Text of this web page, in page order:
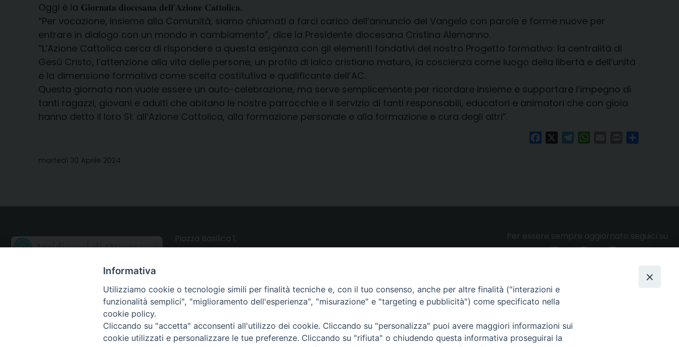
Oggi è la 𝐆𝐢𝐨𝐫𝐧𝐚𝐭𝐚 𝐝𝐢𝐨𝐜𝐞𝐬𝐚𝐧𝐚 𝐝𝐞𝐥𝐥’𝐀𝐳𝐢𝐨𝐧𝐞 𝐂𝐚𝐭𝐭𝐨𝐥𝐢𝐜𝐚.
“Per vocazione, insieme alla Comunità, siamo chiamati a farci carico dell’annuncio del Vangelo con parole e forme nuove per
entrare in dialogo con un mondo in cambiamento”, dice la Presidente diocesana Cristina Alemanno.
“L’Azione Cattolica cerca di rispondere a questa esigenza con gli elementi fondativi del nostro Progetto formativo: la centralità di
Gesù Cristo, l’attenzione alla vita delle persone, un profilo di laico cristiano maturo, la coscienza come luogo della libertà e dell’unità
e la dimensione formativa come scelta costitutiva e qualificante dell’AC.
Questa giornata non vuole essere un auto-celebrazione, ma serve semplicemente per ricordare insieme e supportare l’impegno di
tanti ragazzi, giovani e adulti che abitano le nostre parrocchie e il servizio di tanti responsabili, educatori e animatori che con gioia
hanno detto il loro Sì: all’Azione Cattolica, alla formazione personale e alla formazione e cura degli altri”.
FacebookTelegramWhatsAppPrint
martedì 30 Aprile 2024
CONTATTI
Webmail Uffici
Webmail Parrocchie
UTILITY
Altri articoli
Privacy e cookie policy
Informativa
Utilizziamo cookie o tecnologie simili per finalità tecniche e, con il tuo consenso, anche per altre finalità ("interazioni e
funzionalità semplici", "miglioramento dell'esperienza", "misurazione" e "targeting e pubblicità") come specificato nella
cookie policy.
Cliccando su "accetta" acconsenti all'utilizzo dei cookie. Cliccando su "personalizza" puoi avere maggiori informazioni sui
cookie utilizzati e personalizzare le tue preferenze. Cliccando su "rifiuta" o chiudendo questa informativa proseguirai la